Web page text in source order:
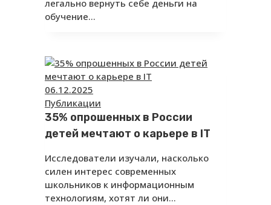
легально вернуть себе деньги на
обучение…
06.12.2025
Публикации
35% опрошенных в России
детей мечтают о карьере в IT
Исследователи изучали, насколько
силен интерес современных
школьников к информационным
технологиям, хотят ли они…